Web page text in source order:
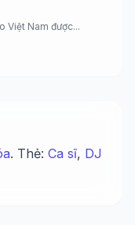
Việt Nam được...
. Thẻ: Ca sĩ, DJ